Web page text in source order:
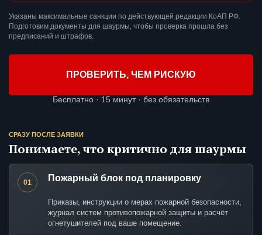
Указаны максимальные санкции по действующей редакции КоАП РФ.
Подготовим документы для шаурмы, чтобы проверка прошла без
предписаний и штрафов.
ПРОВЕРИТЬ, ЧЕМ РИСКУЮ
Бесплатно · 15 минут · без обязательств
СРАЗУ ПОСЛЕ ЗАЯВКИ
Понимаете, что критично для шаурмы
01 Пожарный блок под планировку
Приказы, инструкции о мерах пожарной безопасности,
журнал систем противопожарной защиты и расчёт
огнетушителей под ваше помещение.